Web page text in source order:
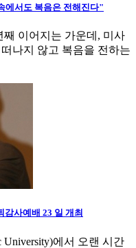
에서도 복음은 전해진다"
이어지는 가운데, 미사
나지 않고 복음을 전하는
사예배 23 일 개최
University)에서 오랜 시간